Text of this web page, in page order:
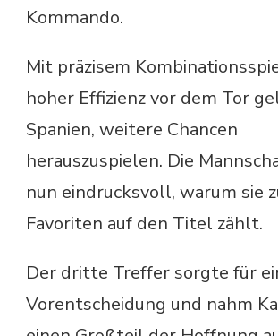
Kommando.
Mit präzisem
hoher Effizienz vor dem Tor
Spanien, weitere Chancen
herauszuspielen. Die
nun eindrucksvoll, warum sie
Favoriten auf den Titel zählt.
Der dritte Treffer sorgte für
Vorentscheidung und nahm